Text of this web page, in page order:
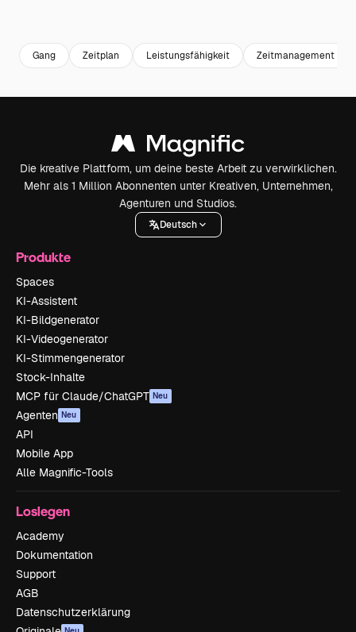
Gang Zeitplan Leistungsfähigkeit Zeitmanagement
Die kreative Plattform, um deine beste Arbeit zu verwirklichen.
Mehr als 1 Million Abonnenten unter Kreativen, Unternehmen,
Agenturen und Studios.
Deutsch
Produkte
Spaces
KI-Assistent
KI-Bildgenerator
KI-Videogenerator
KI-Stimmengenerator
Stock-Inhalte
MCP für Claude/ChatGPT Neu
Agenten Neu
API
Mobile App
Alle Magnific-Tools
Loslegen
Academy
Dokumentation
Support
AGB
Datenschutzerklärung